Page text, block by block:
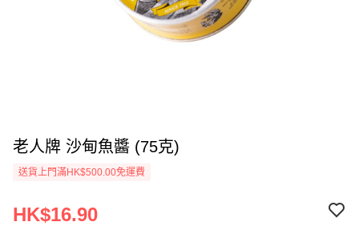
老人牌 沙甸魚醬 (75克)
送貨上門滿HK$500.00免運費
HK$16.90